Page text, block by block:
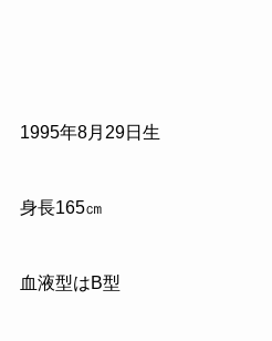
1995年8月29日生
身長165㎝
血液型はB型